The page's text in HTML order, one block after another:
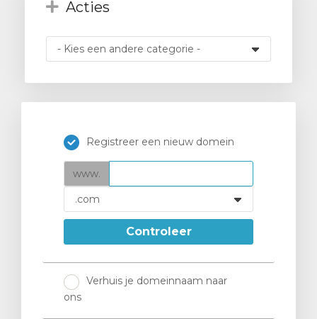
Acties
Registreer een nieuw domein
www.
Controleer
Verhuis je domeinnaam naar
ons